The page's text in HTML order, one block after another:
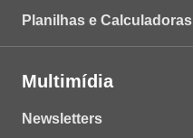
Planilhas e Calculadoras
Multimídia
Newsletters